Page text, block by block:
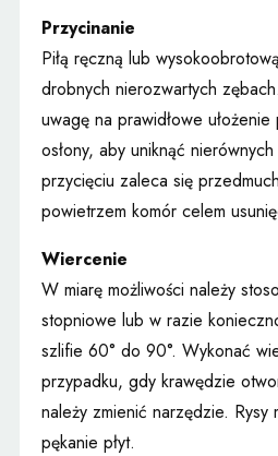
Przycinanie
Piłą ręczną lub
drobnych nierozwartych
uwagę na prawidłowe ułożenie
osłony, aby uniknąć
przycięciu zaleca się
powietrzem komór celem
Wiercenie
W miarę możliwości należy
stopniowe lub w razie
szlifie 60° do 90°. Wykonać
przypadku, gdy krawędzie
należy zmienić narzędzie.
pękanie płyt.